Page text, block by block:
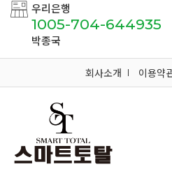
우리은행
1005-704-644935
박종국
회사소개 이용약